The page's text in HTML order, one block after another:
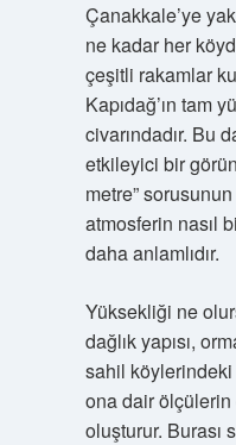
Çanakkale’ye
ne kadar her
çeşitli rakamlar
Kapıdağ’ın tam
civarındadır. Bu
etkileyici bir
metre”
atmosferin nasıl
daha anlamlıdır.
Yüksekliği ne
dağlık yapısı,
sahil köylerindeki
ona dair ölçülerin
oluşturur. Burası